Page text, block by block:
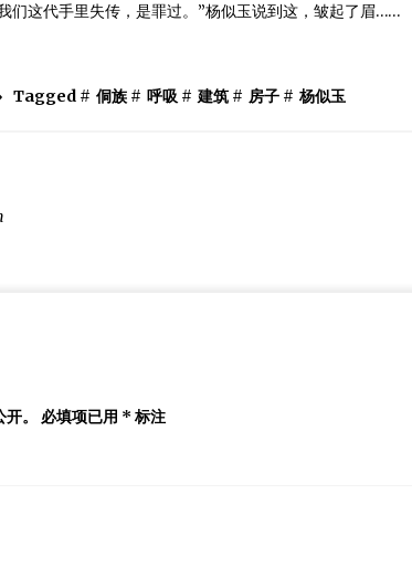
们这代手里失传，是罪过。”杨似玉说到这，皱起了眉……
Tagged # 侗族 # 呼吸 # 建筑 # 房子 # 杨似玉
。 必填项已用 * 标注